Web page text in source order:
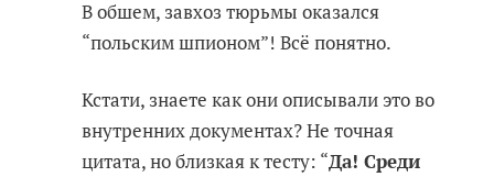
В обшем, завхоз тюрьмы оказался
“польским шпионом”! Всё понятно.
Кстати, знаете как они описывали это во
внутренних документах? Не точная
цитата, но близкая к тесту: “Да! Среди